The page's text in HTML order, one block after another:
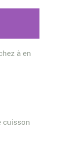
à en
cuisson